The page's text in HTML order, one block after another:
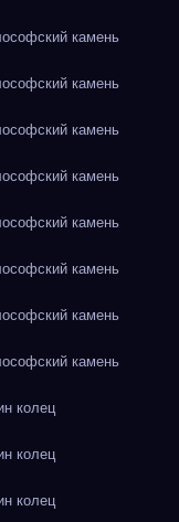
камень
камень
камень
камень
камень
камень
камень
камень
колец
колец
колец